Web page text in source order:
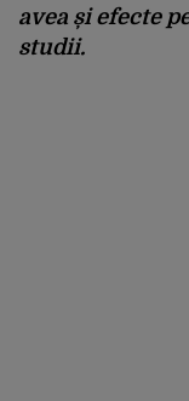
avea și efecte
studii.